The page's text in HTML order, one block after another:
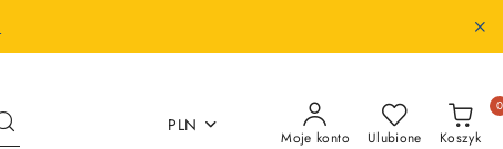
PLN
Moje konto Ulubione Koszyk
0